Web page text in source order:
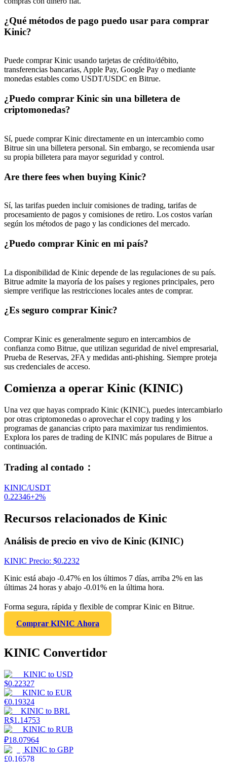
¿Qué métodos de pago puedo usar para comprar
Kinic?
Puede comprar Kinic usando tarjetas de crédito/débito,
transferencias bancarias, Apple Pay, Google Pay o mediante
monedas estables como USDT/USDC en Bitrue.
¿Puedo comprar Kinic sin una billetera de
criptomonedas?
Sí, puede comprar Kinic directamente en un intercambio como
Bitrue sin una billetera personal. Sin embargo, se recomienda usar
su propia billetera para mayor seguridad y control.
Are there fees when buying Kinic?
Sí, las tarifas pueden incluir comisiones de trading, tarifas de
procesamiento de pagos y comisiones de retiro. Los costos varían
según los métodos de pago y las condiciones del mercado.
¿Puedo comprar Kinic en mi país?
La disponibilidad de Kinic depende de las regulaciones de su país.
Bitrue admite la mayoría de los países y regiones principales, pero
siempre verifique las restricciones locales antes de comprar.
¿Es seguro comprar Kinic?
Comprar Kinic es generalmente seguro en intercambios de
confianza como Bitrue, que utilizan seguridad de nivel empresarial,
Prueba de Reservas, 2FA y medidas anti-phishing. Siempre proteja
sus credenciales de acceso.
Comienza a operar Kinic (KINIC)
Una vez que hayas comprado Kinic (KINIC), puedes intercambiarlo
por otras criptomonedas o aprovechar el copy trading y los
programas de ganancias cripto para maximizar tus rendimientos.
Explora los pares de trading de KINIC más populares de Bitrue a
continuación.
Trading al contado ：
KINIC/USDT
0.22346+2%
Recursos relacionados de Kinic
Análisis de precio en vivo de Kinic (KINIC)
KINIC Precio: $0.2232
Kinic está abajo -0.47% en los últimos 7 días, arriba 2% en las
últimas 24 horas y abajo -0.01% en la última hora.
Forma segura, rápida y flexible de comprar Kinic en Bitrue.
Comprar KINIC Ahora
KINIC Convertidor
KINIC to USD
$0.22327
KINIC to EUR
€0.19324
KINIC to BRL
R$1.14753
KINIC to RUB
₽18.07964
KINIC to GBP
£0.16578